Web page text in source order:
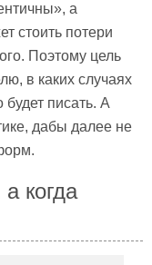
а
стоить потери
Поэтому цель
в каких случаях
будет писать. А
дабы далее не
когда